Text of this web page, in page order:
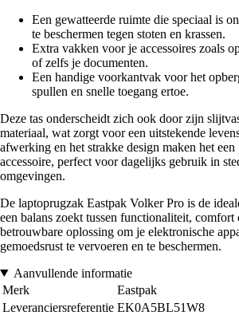
Een gewatteerde ruimte die speciaal is
te beschermen tegen stoten en krassen.
Extra vakken voor je accessoires zoals
of zelfs je documenten.
Een handige voorkantvak voor het
spullen en snelle toegang ertoe.
Deze tas onderscheidt zich ook door zijn
materiaal, wat zorgt voor een uitstekende
afwerking en het strakke design maken het
accessoire, perfect voor dagelijks gebruik in
omgevingen.
De laptoprugzak Eastpak Volker Pro is de
een balans zoekt tussen functionaliteit, comfort
betrouwbare oplossing om je elektronische
gemoedsrust te vervoeren en te beschermen.
Aanvullende informatie
Merk
Eastpak
Leveranciersreferentie EK0A5BL51W8